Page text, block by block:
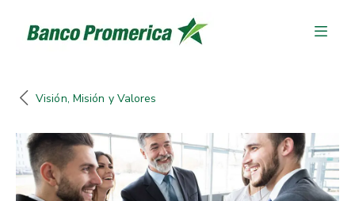
Visión, Misión y Valores